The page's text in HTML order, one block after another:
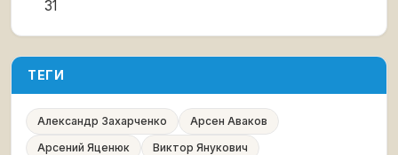
31
ТЕГИ
Александр Захарченко
Арсен Аваков
Арсений Яценюк
Виктор Янукович